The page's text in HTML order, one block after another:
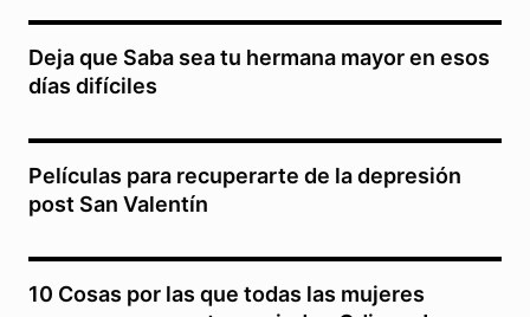
Deja que Saba sea tu hermana mayor en esos
días difíciles
Películas para recuperarte de la depresión
post San Valentín
10 Cosas por las que todas las mujeres